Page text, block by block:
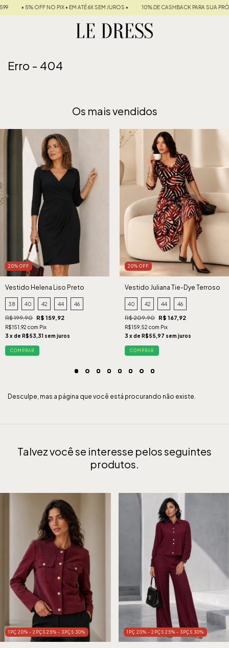
PIX • EM ATÉ 6X SEM JUROS • 10% DE CASHBACK PARA SUA PRÓXIMA COMPRA
Erro - 404
Os mais vendidos
20% OFF
Vestido Helena Liso Preto
38 40 42 44 46
R$ 199,90 R$ 159,92
R$151,92 com Pix
3 x de R$53,31 sem juros
COMPRAR
20% OFF
Vestido Juliana Tie-Dye Terroso
40 42 44 46
R$ 209,90 R$ 167,92
R$159,52 com Pix
3 x de R$55,97 sem juros
COMPRAR
Desculpe, mas a página que você está procurando não existe.
Talvez você se interesse pelos seguintes
produtos.
1PÇ 20% - 2PÇS 25% - 3PÇS 30% 1PÇ 20% - 2PÇS 25% - 3PÇS 30%